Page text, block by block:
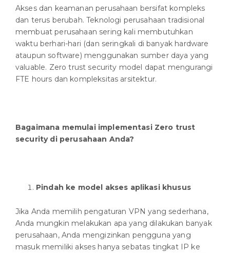
Akses dan keamanan perusahaan bersifat kompleks
dan terus berubah. Teknologi perusahaan tradisional
membuat perusahaan sering kali membutuhkan
waktu berhari-hari (dan seringkali di banyak hardware
ataupun software) menggunakan sumber daya yang
valuable. Zero trust security model dapat mengurangi
FTE hours dan kompleksitas arsitektur.
Bagaimana memulai implementasi Zero trust
security di perusahaan Anda?
Pindah ke model akses aplikasi khusus
Jika Anda memilih pengaturan VPN yang sederhana,
Anda mungkin melakukan apa yang dilakukan banyak
perusahaan, Anda mengizinkan pengguna yang
masuk memiliki akses hanya sebatas tingkat IP ke